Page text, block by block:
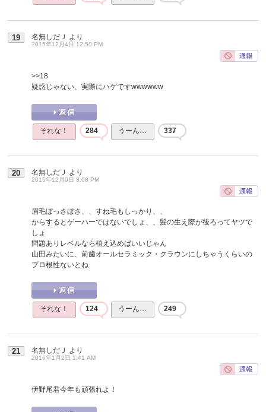
19 名無しだＪ より
2015年12月4日 12:50 PM
>>18
疑惑じゃない、実際にハゲですwwwwww
それな！ 284 うーん… 337
20 名無しだＪ より
2015年12月9日 3:08 PM
眉毛ぼっさぼさ、、すね毛もしっかり、、
からするとゲーハーではないでしょ、、髪の生え際が後ろってヤツで
しょ
問題ありレベルなら植え込めばいいじゃん
山田みたいに、前歯オールセラミック・クラウンにしちゃうくらいの
プロ根性ないとね
それな！ 124 うーん… 249
21 名無しだＪ より
2016年1月2日 1:41 AM
伊野尾君今年も頑張れよ！